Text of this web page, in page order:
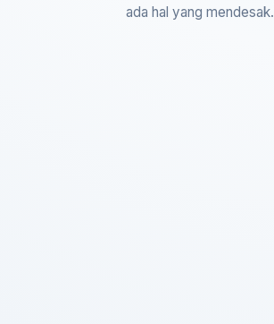
ada hal yang mendesak.